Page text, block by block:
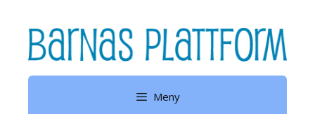
innhold
Meny